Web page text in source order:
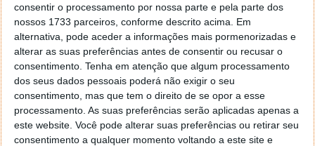
consentir o processamento por nossa parte e pela parte dos
nossos 1733 parceiros, conforme descrito acima. Em
alternativa, pode aceder a informações mais pormenorizadas e
alterar as suas preferências antes de consentir ou recusar o
consentimento. Tenha em atenção que algum processamento
dos seus dados pessoais poderá não exigir o seu
consentimento, mas que tem o direito de se opor a esse
processamento. As suas preferências serão aplicadas apenas a
este website. Você pode alterar suas preferências ou retirar seu
consentimento a qualquer momento voltando a este site e
Em Dark Mass, os jogadores assumem o papel de
Alice, uma exploradora das profundezas subaquáticas
que, com o seu irmão Reed a seu lado, investiga os
restos de um antigo naufrágio descoberto após um
poderoso evento sísmico. Mas sob os destroços jaz
algo muito mais perturbador: uma mansão submersa,
estranhamente preservada apesar de séculos debaixo
do oceano.